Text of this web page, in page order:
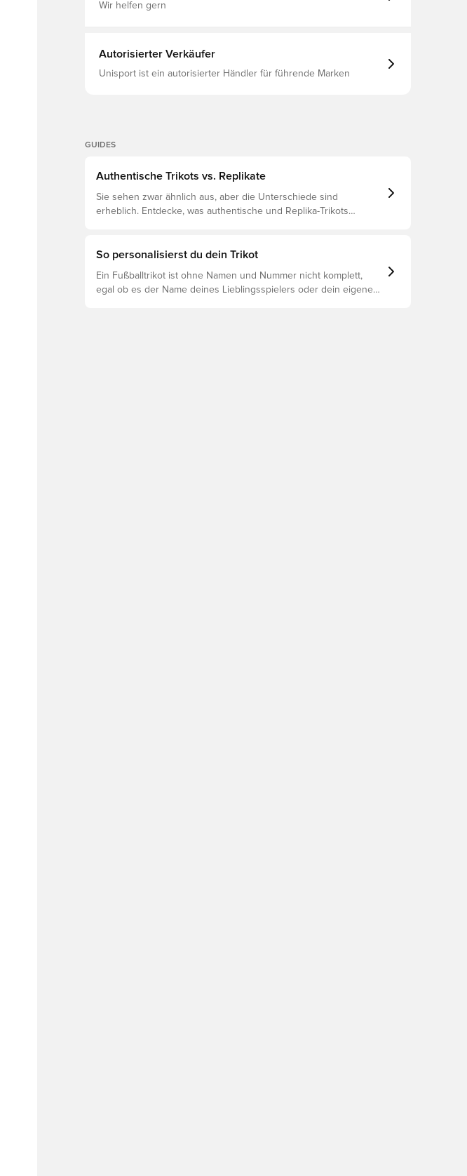
Wir helfen gern
Autorisierter Verkäufer
Unisport ist ein autorisierter Händler für führende Marken
GUIDES
Authentische Trikots vs. Replikate
Sie sehen zwar ähnlich aus, aber die Unterschiede sind
erheblich. Entdecke, was authentische und Replika-Trikots
So personalisierst du dein Trikot
Ein Fußballtrikot ist ohne Namen und Nummer nicht komplett,
egal ob es der Name deines Lieblingsspielers oder dein eigener